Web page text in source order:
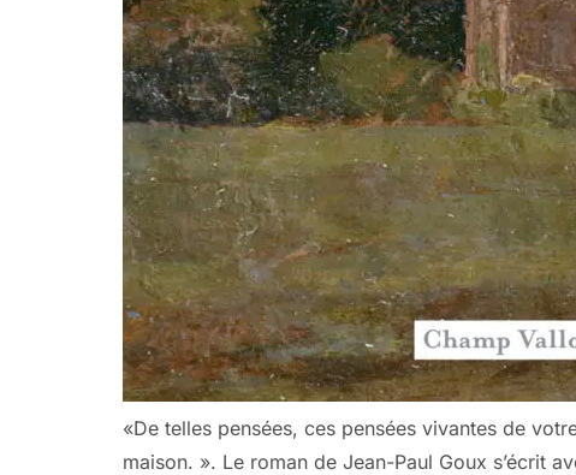
«De telles pensées, ces pensées vivantes de
maison. ». Le roman de Jean-Paul Goux s’écrit